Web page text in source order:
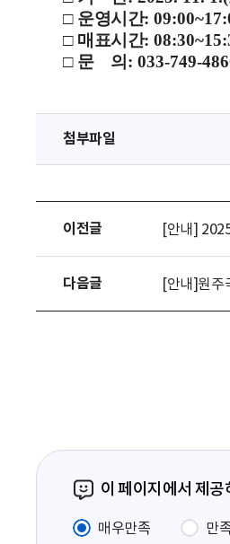
□ 운영시간:
□ 매표시간:
□ 문 의 : 033-749-
첨부파일
이전글 [안내]
다음글 [안내]원주
이 페이지에서 제
매우만족 만